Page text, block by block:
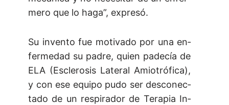
me­ro que lo ha­ga”, ex­pre­só.
Su in­ven­to fue mo­ti­va­do por una en­
fer­me­dad su pa­dre, quien pa­de­cía de
ELA (Es­cle­ro­sis La­te­ral Amio­tró­fi­ca),
y con ese equi­po pu­do ser des­co­nec­
ta­do de un res­pi­ra­dor de Te­ra­pia In­